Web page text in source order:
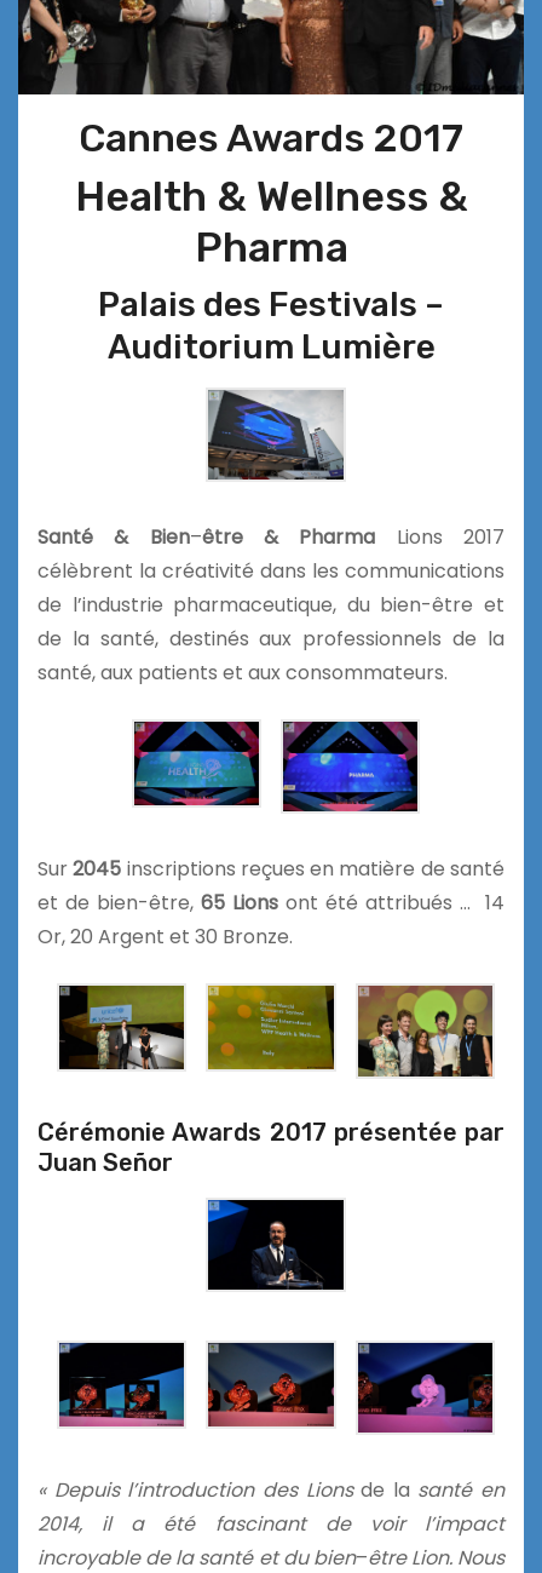
Cannes Awards 2017
Health & Wellness &
Pharma
Palais des Festivals –
Auditorium Lumière
Santé & Bien–être & Pharma Lions 2017
célèbrent la créativité dans les communications
de l’industrie pharmaceutique, du bien-être et
de la santé, destinés aux professionnels de la
santé, aux patients et aux consommateurs.
Sur2045 inscriptions reçues en matière de santé
et de bien-être, 65 Lions ont été attribués … 14
Or, 20 Argent et 30 Bronze.
Cérémonie Awards 2017 présentée par
Juan Señor
« Depuis l’introduction des Lionsde la santé en
2014, il a été fascinant de voir l’impact
incroyable de la santé et du bien–être Lion.Nous